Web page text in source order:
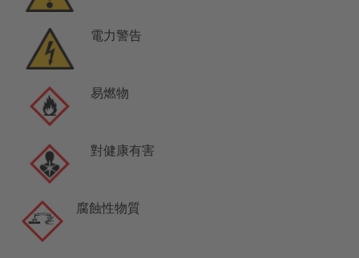
電力警告
易燃物
對健康有害
腐蝕性物質